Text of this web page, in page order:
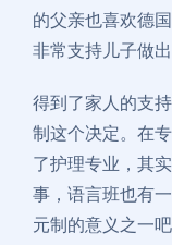
的父亲也喜欢德
非常支持儿子做出
得到了家人的支
制这个决定。在
了护理专业，其
事，语言班也有
元制的意义之一